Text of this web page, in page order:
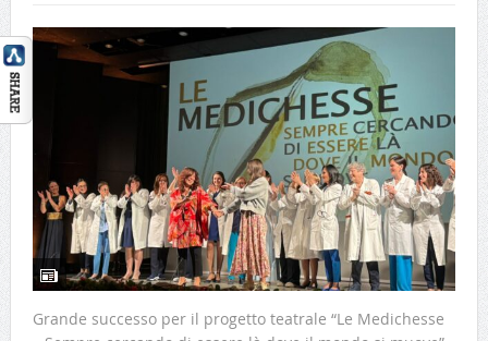
Grande successo per il progetto teatrale “Le Medichesse